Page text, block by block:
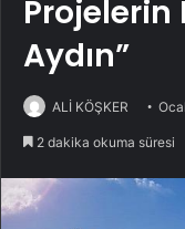
Projelerin
Aydın”
ALİ KÖŞKER
2 dakika okuma süresi